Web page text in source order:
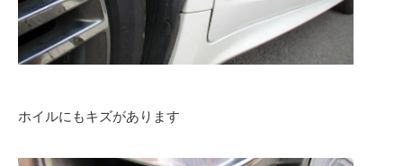
ホイルにもキズがあります